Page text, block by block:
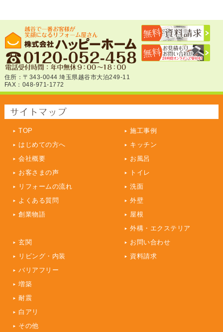
住所：〒343-0044 埼玉県越谷市大泊249-11
FAX：048-971-1772
TOP
はじめての方へ
会社概要
お客さまの声
リフォームの流れ
よくある質問
創業物語
施工事例
キッチン
お風呂
トイレ
洗面
外壁
屋根
外構・エクステリア
玄関
リビング・内装
バリアフリー
増築
耐震
白アリ
その他
お問い合わせ
資料請求